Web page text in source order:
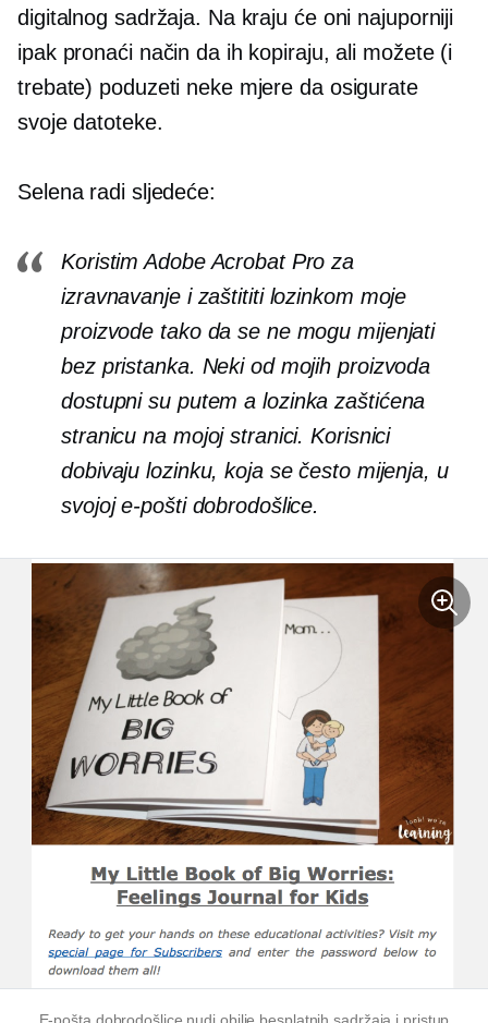
digitalnog sadržaja. Na kraju će oni najuporniji
ipak pronaći način da ih kopiraju, ali možete (i
trebate) poduzeti neke mjere da osigurate
svoje datoteke.
Selena radi sljedeće:
Koristim Adobe Acrobat Pro za
izravnavanje i zaštititi lozinkom moje
proizvode tako da se ne mogu mijenjati
bez pristanka. Neki od mojih proizvoda
dostupni su putem a lozinka zaštićena
stranicu na mojoj stranici. Korisnici
dobivaju lozinku, koja se često mijenja, u
svojoj e-pošti dobrodošlice.